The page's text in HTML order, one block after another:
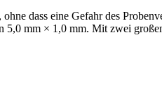
dass eine Gefahr des
5,0 mm × 1,0 mm. Mit zwei